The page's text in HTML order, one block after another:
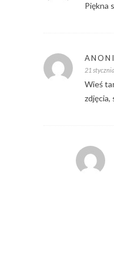
Piękna
21
Wieś
zdjęcia,